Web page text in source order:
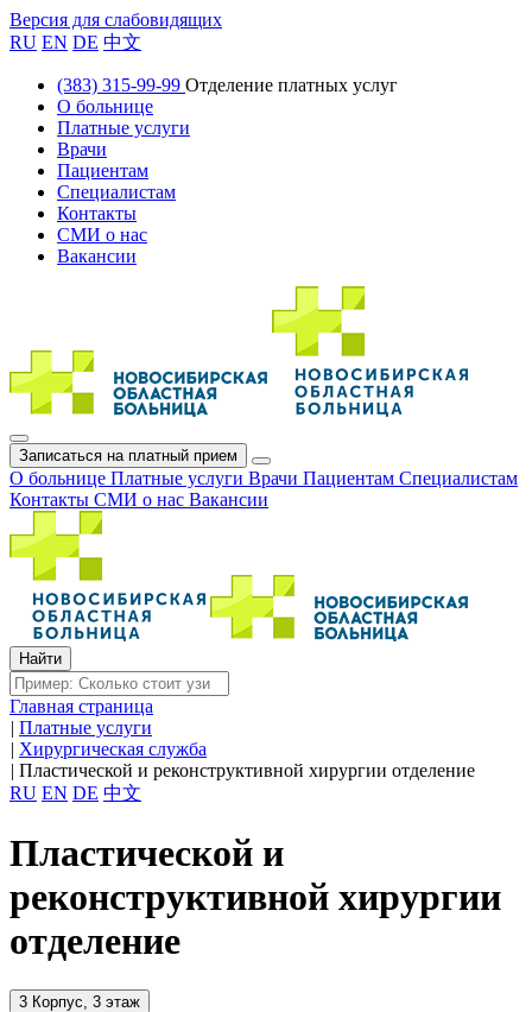
Версия для слабовидящих
RU EN DE 中文
(383) 315-99-99 Отделение платных услуг
О больнице
Платные услуги
Врачи
Пациентам
Специалистам
Контакты
СМИ о нас
Вакансии
Записаться на платный прием
О больнице Платные услуги Врачи Пациентам Специалистам
Контакты СМИ о нас Вакансии
Главная страница
| Платные услуги
| Хирургическая служба
| Пластической и реконструктивной хирургии отделение
RU EN DE 中文
Пластической и
реконструктивной хирургии
отделение
3 Корпус, 3 этаж